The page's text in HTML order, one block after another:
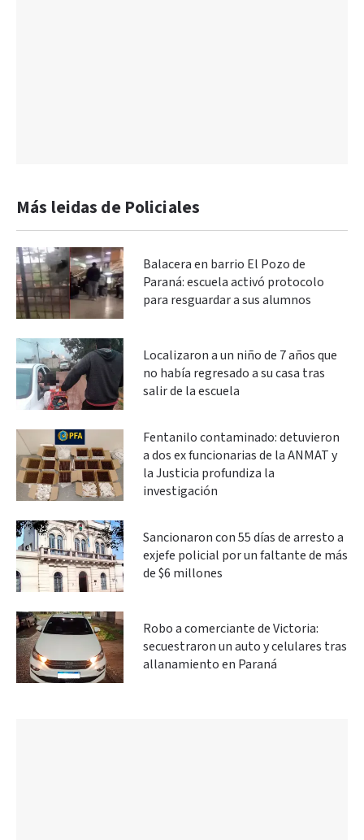
Más leidas de Policiales
Balacera en barrio El Pozo de
Paraná: escuela activó protocolo
para resguardar a sus alumnos
Localizaron a un niño de 7 años que
no había regresado a su casa tras
salir de la escuela
Fentanilo contaminado: detuvieron
a dos ex funcionarias de la ANMAT y
la Justicia profundiza la
investigación
Sancionaron con 55 días de arresto a
exjefe policial por un faltante de más
de $6 millones
Robo a comerciante de Victoria:
secuestraron un auto y celulares tras
allanamiento en Paraná